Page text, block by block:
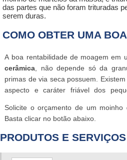
das partes que não foram trituradas
serem duras.
COMO OBTER UMA
A boa rentabilidade de moagem em
cerâmica, não depende só da
primas de via seca possuem.
aspecto e caráter friável dos
delas é a qualidade do moinho.
Solicite o orçamento de um moinho
Basta clicar no botão abaixo.
PRODUTOS E